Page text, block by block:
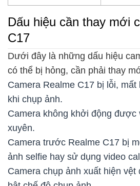
Dấu hiệu cần thay mới
C17
Dưới đây là những dấu hiệu
có thể bị hỏng, cần phải thay
Camera Realme C17 bị lỗi,
khi chụp ảnh.
Camera không khởi động được
xuyên.
Camera trước Realme C17 bị
ảnh selfie hay sử dụng video
Camera chụp ảnh xuất hiện vệt